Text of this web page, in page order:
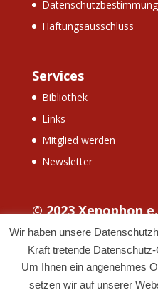
Haftungsausschluss
Services
Bibliothek
Links
Mitglied werden
Newsletter
© 2023 Xenophon
Wir haben unsere
Kraft tretende
Um Ihnen ein angenehmes
setzen wir auf unserer